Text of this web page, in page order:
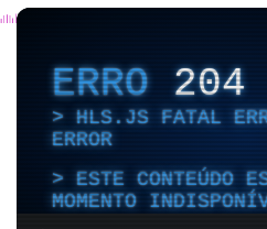
ERRO204
HLS.JS FATAL
ERROR
ESTE CONTEÚDO
MOMENTO